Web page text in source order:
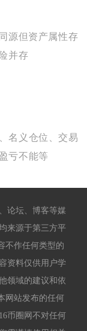
源但资产属性存
并存
名义仓位、交易
亏不能等
论坛、博客等媒
来源于第三方平
不作任何类型的
资料仅供用户学
领域的建议和依
网站发布的任何
币圈网不对任何